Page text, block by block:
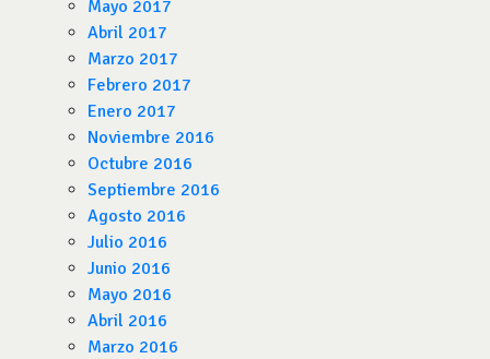
Mayo 2017
Abril 2017
Marzo 2017
Febrero 2017
Enero 2017
Noviembre 2016
Octubre 2016
Septiembre 2016
Agosto 2016
Julio 2016
Junio 2016
Mayo 2016
Abril 2016
Marzo 2016